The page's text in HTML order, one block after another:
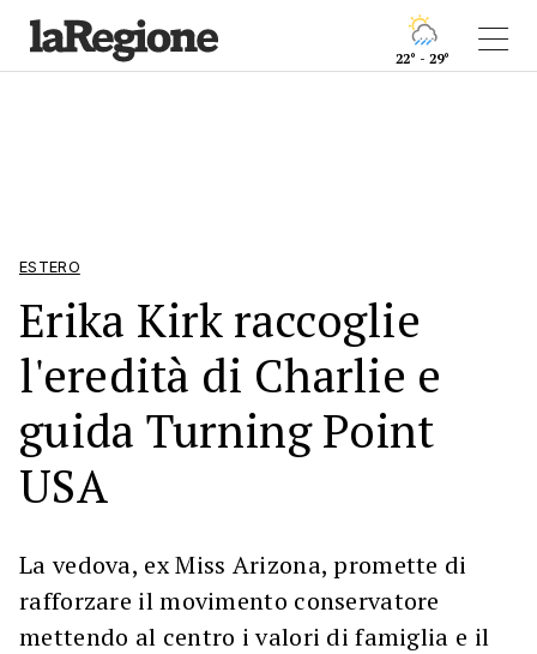
22° - 29°
ESTERO
Erika Kirk raccoglie
l'eredità di Charlie e
guida Turning Point
USA
La vedova, ex Miss Arizona, promette di
rafforzare il movimento conservatore
mettendo al centro i valori di famiglia e il